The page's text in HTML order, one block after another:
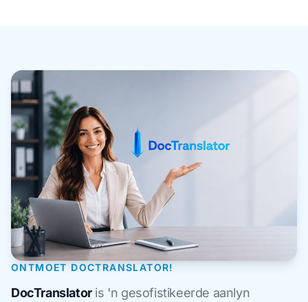
ONTMOET DOCTRANSLATOR!
DocTranslatoris 'n gesofistikeerde aanlyn